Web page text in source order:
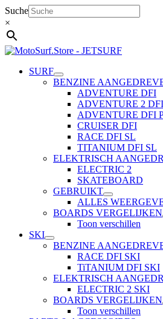
Ga
naar
de
inhoud
Suche
×
SURF
BENZINE
ADVENTURE DFI
ADVENTURE 2 DFI
ADVENTURE DFI
CRUISER DFI
RACE DFI SL
TITANIUM DFI SL
ELEKTRISCH
ELECTRIC 2
SKATEBOARD
GEBRUIKT
ALLES
BOARDS VERGELIJKEN
Toon verschillen
SKI
BENZINE
RACE DFI SKI
TiTANIUM DFI SKI
ELEKTRISCH
ELECTRIC 2 SKI
BOARDS VERGELIJKEN
Toon verschillen